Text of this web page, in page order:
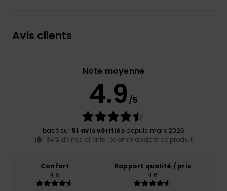
Avis clients
Note moyenne
4.9 /5
basé sur 51 avis vérifiésdepuis mars 2026
84% de nos clients recommandent ce produit
Confort
4.9
Rapport qualité / prix
4.6